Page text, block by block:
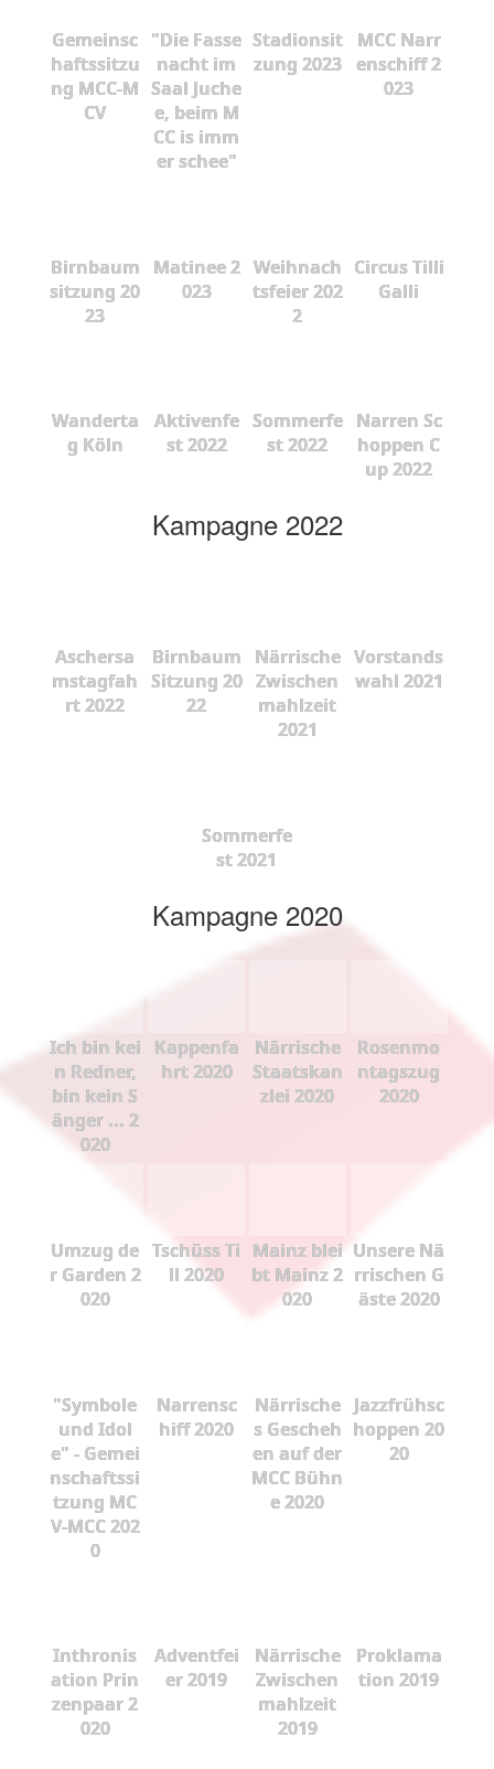
Gemeinsc
haftssitzu
ng MCC-M
CV
"Die Fasse
nacht im
Saal Juche
e, beim M
CC is imm
er schee"
Stadionsit
zung 2023
MCC Narr
enschiff 2
023
Birnbaum
sitzung 20
23
Matinee 2
023
Weihnach
tsfeier 202
2
Circus Tilli
Galli
Wanderta
g Köln
Aktivenfe
st 2022
Sommerfe
st 2022
Narren Sc
hoppen C
up 2022
Kampagne 2022
Aschersa
mstagfah
rt 2022
Birnbaum
Sitzung 20
22
Närrische
Zwischen
mahlzeit
2021
Vorstands
wahl 2021
Sommerfe
st 2021
Kampagne 2020
Ich bin kei
n Redner,
bin kein S
änger ... 2
020
Kappenfa
hrt 2020
Närrische
Staatskan
zlei 2020
Rosenmo
ntagszug
2020
Umzug de
r Garden 2
020
Tschüss Ti
ll 2020
Mainz blei
bt Mainz 2
020
Unsere Nä
rrischen G
äste 2020
"Symbole
und Idol
e" - Gemei
nschaftssi
tzung MC
V-MCC 202
0
Narrensc
hiff 2020
Närrische
s Gescheh
en auf der
MCC Bühn
e 2020
Jazzfrühsc
hoppen 20
20
Inthronis
ation Prin
zenpaar 2
020
Adventfei
er 2019
Närrische
Zwischen
mahlzeit
2019
Proklama
tion 2019